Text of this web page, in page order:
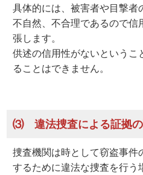
具体的には、被害者や目撃
不自然、不合理であるので信
張します。
供述の信用性がないというこ
ることはできません。
⑶ 違法捜査による証拠
捜査機関は時として窃盗事
するために違法な捜査を行う